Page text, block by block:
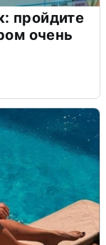
пройдите
очень